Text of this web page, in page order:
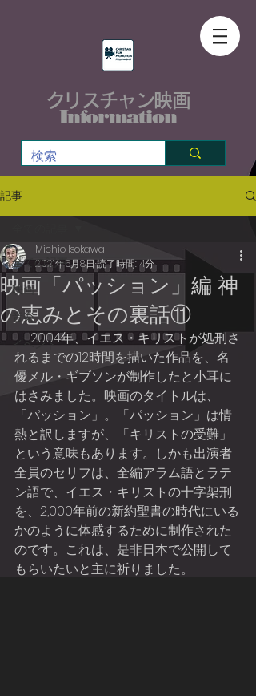
クリスチャン映画
Information
記事
全ての記事
映画
音楽
イベント
映画「パッション」編 神
の恵みとその裏話⑪
Michio Isokawa
2021年6月8日読了時間: 4分
     2004年、イエス・キリストが処刑さ
れるまでの12時間を描いた作品を、名
優メル・ギブソンが制作したと小耳に
はさみました。映画のタイトルは、
「パッション」。「パッション」は情
熱と訳しますが、「キリストの受難」
という意味もあります。しかも出演者
全員のセリフは、全編アラム語とラテ
ン語で、イエス・キリストの十字架刑
を、2,000年前の新約聖書の時代にいる
かのように体感するために制作された
のです。これは、是非日本で公開して
もらいたいと主に祈りました。